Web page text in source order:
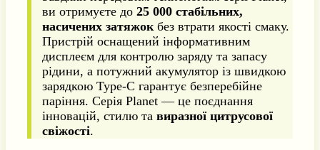
ви отримуєте до 25 000 стабільних,
насичених затяжок без втрати якості смаку.
Пристрій оснащений інформативним
дисплеєм для контролю заряду та запасу
рідини, а потужний акумулятор із швидкою
зарядкою Type-C гарантує безперебійне
паріння. Серія Planet — це поєднання
інновацій, стилю та виразної цитрусової
свіжості.